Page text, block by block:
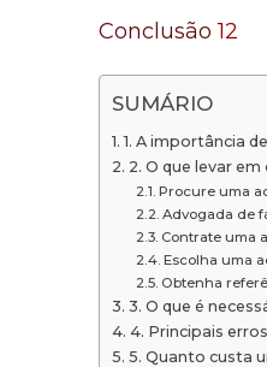
Conclusão 12
SUMÁRIO
1. A importância
2. O que levar
Procure uma
Advogada de
Contrate uma
Escolha uma
Obtenha
3. O que é
4. Principais
5. Quanto custa